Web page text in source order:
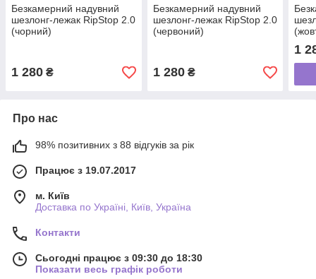
Безкамерний надувний
шезлонг-лежак RipStop 2.0
(чорний)
1 280 ₴
Безкамерний надувний
шезлонг-лежак RipStop 2.0
(червоний)
1 280₴
1
Про нас
98% позитивних з 88 відгуків за рік
Працює з 19.07.2017
м. Київ
Доставка по Україні, Київ, Україна
Контакти
Сьогодні працює з 09:30 до 18:30
Показати весь графік роботи